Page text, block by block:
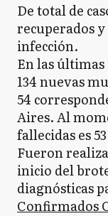
De total de
recuperados y
infección.
En las
134 nuevas
54
Aires. Al
fallecidas es
Fueron
inicio del
diagnósticas
Confirmados